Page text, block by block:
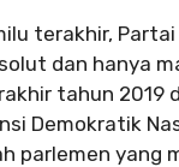
terakhir,
dan hanya
tahun 2019
Demokratik
parlemen yang